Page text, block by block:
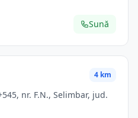
Sună
4 km